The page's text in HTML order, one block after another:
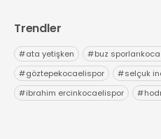
Trendler
#ata yetişken #buz
#göztepekocaelispor #selçuk
#ibrahim ercinkocaelispor #